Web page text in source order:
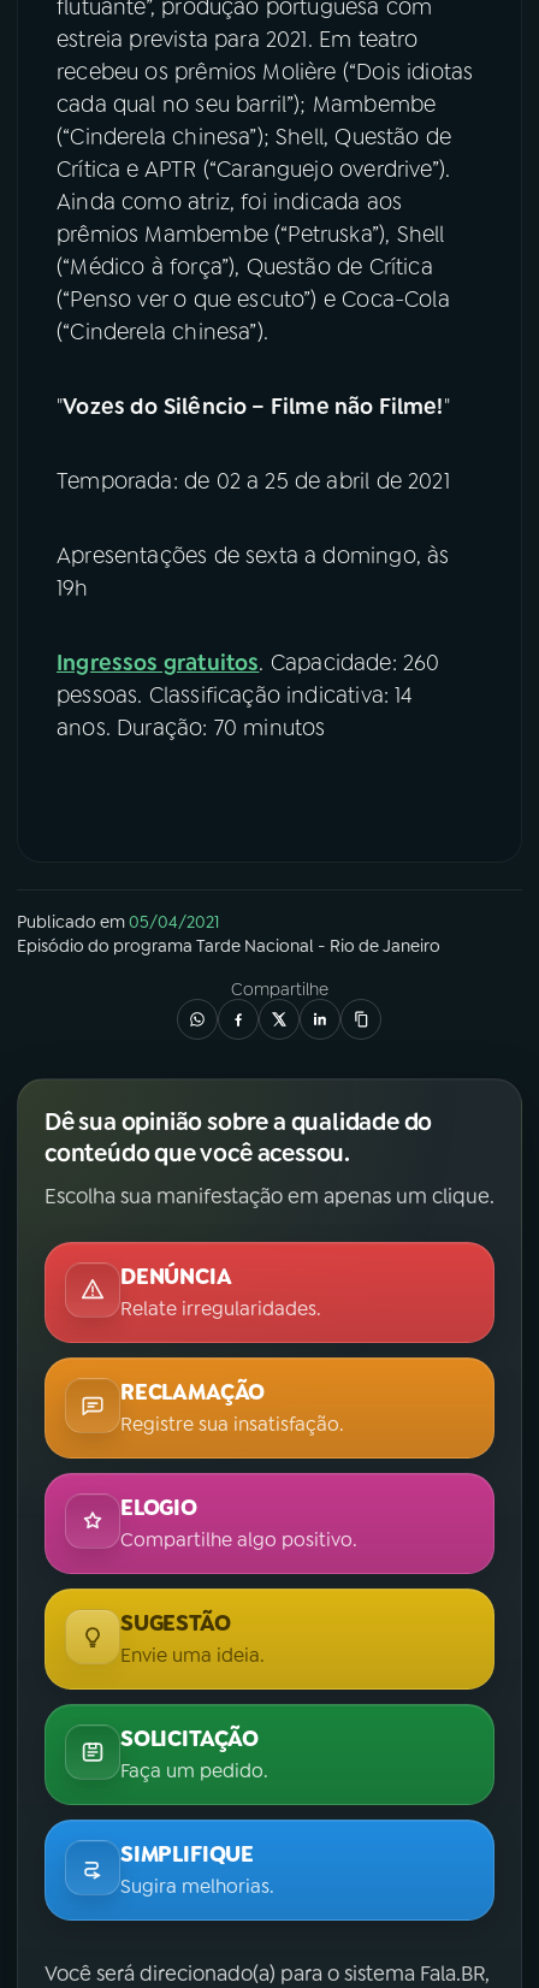
flutuante”, produção portuguesa com
estreia prevista para 2021. Em teatro
recebeu os prêmios Molière (“Dois idiotas
cada qual no seu barril”); Mambembe
(“Cinderela chinesa”); Shell, Questão de
Crítica e APTR (“Caranguejo overdrive”).
Ainda como atriz, foi indicada aos
prêmios Mambembe (“Petruska”), Shell
(“Médico à força”), Questão de Crítica
(“Penso ver o que escuto”) e Coca-Cola
(“Cinderela chinesa”).
"Vozes do Silêncio – Filme não Filme!"
Temporada: de 02 a 25 de abril de 2021
Apresentações de sexta a domingo, às
19h
Ingressos gratuitos. Capacidade: 260
pessoas. Classificação indicativa: 14
anos. Duração: 70 minutos
Publicado em05/04/2021
Episódio do programa Tarde Nacional - Rio de Janeiro
Compartilhe
Dê sua opinião sobre a qualidade do
conteúdo que você acessou.
Escolha sua manifestação em apenas um clique.
DENÚNCIA
Relate irregularidades.
RECLAMAÇÃO
Registre sua insatisfação.
ELOGIO
Compartilhe algo positivo.
SUGESTÃO
Envie uma ideia.
SOLICITAÇÃO
Faça um pedido.
SIMPLIFIQUE
Sugira melhorias.
Você será direcionado(a) para o sistema Fala.BR,